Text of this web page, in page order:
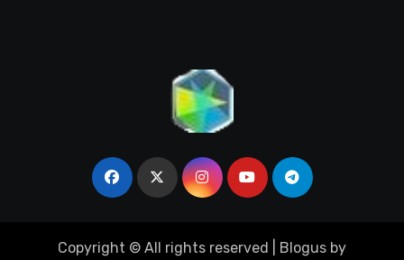
Copyright © All rights reserved Blogus by